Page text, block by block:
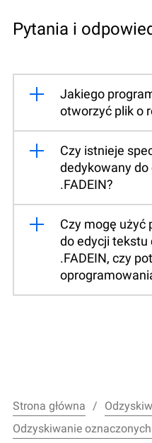
Pytania i
Jakiego
otworzyć plik o
Czy istnieje
dedykowany
.FADEIN?
Czy mogę użyć
do edycji tekstu
.FADEIN, czy
Strona główna
Odzyskiwanie